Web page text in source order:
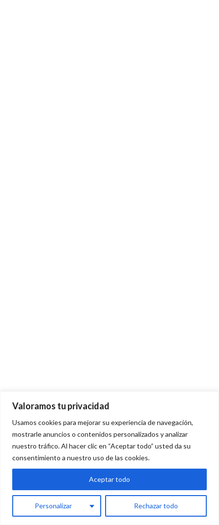
Valoramos tu privacidad
Usamos cookies para mejorar su experiencia de navegación,
mostrarle anuncios o contenidos personalizados y analizar
nuestro tráfico. Al hacer clic en “Aceptar todo” usted da su
consentimiento a nuestro uso de las cookies.
Personalizar Rechazar todo
Aceptar todo